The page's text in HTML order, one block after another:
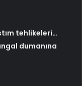
tehlikeleri…
dumanına